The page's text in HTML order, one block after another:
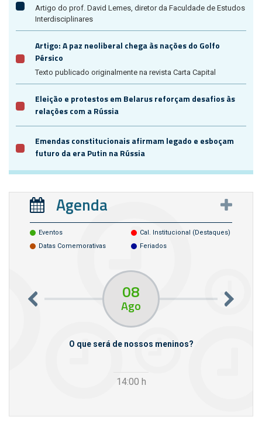
Artigo do prof. David Lemes, diretor da Faculdade de Estudos
Interdisciplinares
Artigo: A paz neoliberal chega às nações do Golfo
Pérsico
Texto publicado originalmente na revista Carta Capital
Eleição e protestos em Belarus reforçam desafios às
relações com a Rússia
Emendas constitucionais afirmam legado e esboçam
futuro da era Putin na Rússia
Agenda
Eventos
Cal. Institucional (destaques)
Datas Comemorativas
Feriados
08
Ago
O que será de nossos meninos?
14:00 h